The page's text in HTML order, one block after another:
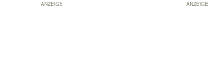
ANZEIGE
ANZEIGE